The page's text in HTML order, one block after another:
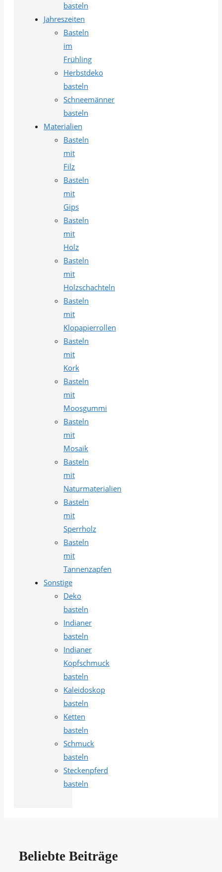
basteln
Jahreszeiten
Basteln
im
Frühling
Herbstdeko
basteln
Schneemänner
basteln
Materialien
Basteln
mit
Filz
Basteln
mit
Gips
Basteln
mit
Holz
Basteln
mit
Holzschachteln
Basteln
mit
Klopapierrollen
Basteln
mit
Kork
Basteln
mit
Moosgummi
Basteln
mit
Mosaik
Basteln
mit
Naturmaterialien
Basteln
mit
Sperrholz
Basteln
mit
Tannenzapfen
Sonstige
Deko
basteln
Indianer
basteln
Indianer
Kopfschmuck
basteln
Kaleidoskop
basteln
Ketten
basteln
Schmuck
basteln
Steckenpferd
basteln
Beliebte Beiträge